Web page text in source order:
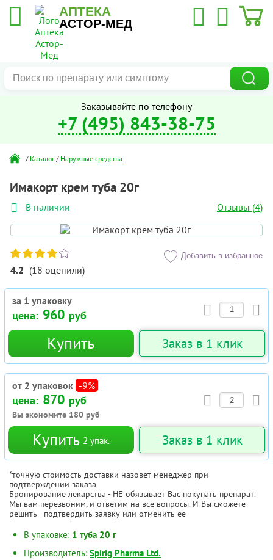
АПТЕКА
АСТОР-МЕД
Заказывайте по телефону
+7 (495) 843-38-75
/ Каталог / Наружные средства
Имакорт крем туба 20г
В наличии Отзывы (4)
4.2 (18 оценили)
Добавить в избранное
за 1 упаковку
цена: 960 руб
Купить Заказ в 1 клик
от 2 упаковок -9%
цена: 870 руб
Вы экономите 180 руб
Купить 2 упак. Заказ в 1 клик
*точную стоимость доставки назовет менеджер при
подтверждении заказа
Бронирование лекарства - НЕ обязывает Вас покупать препарат.
Мы вам перезвоним, и ответим на все вопросы. И Вы сможете
решить - подтвердить заявку или отменить ее
В упаковке: 1 туба 20 г
Производитель: Spirig Pharma Ltd.